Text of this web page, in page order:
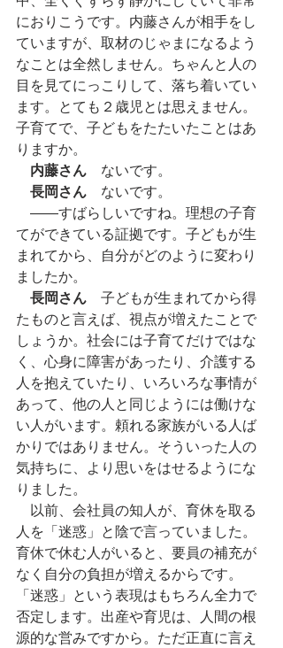
におりこうです。内藤さんが相手をし
ていますが、取材のじゃまになるよう
なことは全然しません。ちゃんと人の
目を見てにっこりして、落ち着いてい
ます。とても２歳児とは思えません。
子育てで、子どもをたたいたことはあ
りますか。
内藤さん ないです。
長岡さん ないです。
――すばらしいですね。理想の子育
てができている証拠です。子どもが生
まれてから、自分がどのように変わり
ましたか。
長岡さん 子どもが生まれてから得
たものと言えば、視点が増えたことで
しょうか。社会には子育てだけではな
く、心身に障害があったり、介護する
人を抱えていたり、いろいろな事情が
あって、他の人と同じようには働けな
い人がいます。頼れる家族がいる人ば
かりではありません。そういった人の
気持ちに、より思いをはせるようにな
りました。
以前、会社員の知人が、育休を取る
人を「迷惑」と陰で言っていました。
育休で休む人がいると、要員の補充が
なく自分の負担が増えるからです。
「迷惑」という表現はもちろん全力で
否定します。出産や育児は、人間の根
源的な営みですから。ただ正直に言え